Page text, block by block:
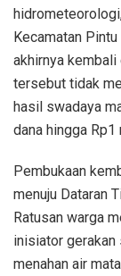
Kecamatan
akhirnya kembali
tersebut tidak
hasil swadaya
dana hingga Rp1
Pembukaan
menuju Dataran
Ratusan warga
inisiator gerakan
menahan air